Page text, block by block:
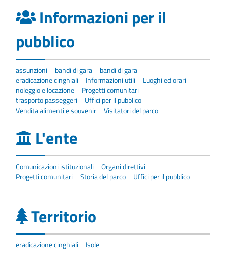
Informazioni per il
pubblico
assunzioni bandi di gara
bandi di gara
eradicazione cinghiali
Informazioni utili
Luoghi ed orari
noleggio e locazione
Progetti comunitari
trasporto passeggeri
Uffici per il pubblico
Vendita alimenti e souvenir
Visitatori del parco
L'ente
Comunicazioni istituzionali
Organi direttivi
Progetti comunitari
Storia del parco Uffici per il pubblico
Territorio
eradicazione cinghiali Isole